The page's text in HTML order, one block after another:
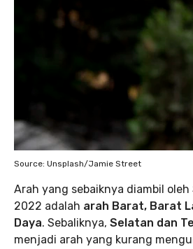
Source: Unsplash/Jamie Street
Arah yang sebaiknya diambil
2022 adalah arah Barat, Barat
Daya. Sebaliknya, Selatan dan
menjadi arah yang kurang